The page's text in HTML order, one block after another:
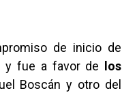
de inicio de
y fue a favor de
los
Boscán y otro del